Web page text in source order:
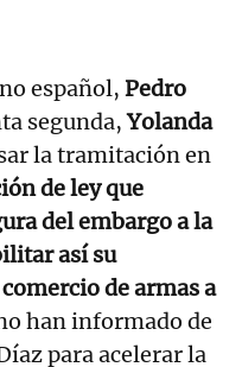
español, Pedro
segunda,Yolanda
la tramitación en
de ley que
del embargo a la
así su
de armas a
han informado de
para acelerar la